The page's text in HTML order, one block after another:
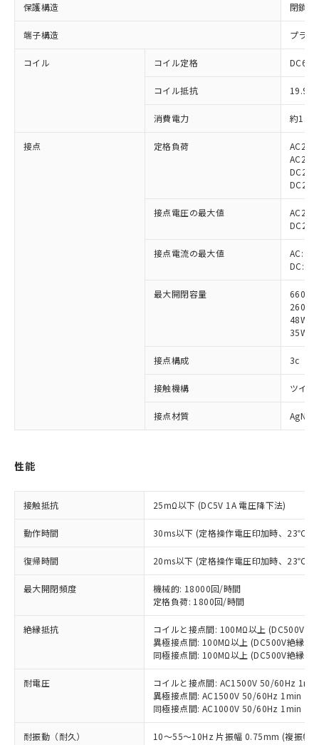
保護構造 閉鎖型
端子構造 プラ
コイル コイル定格 DC6V
コイル抵抗 19.9Ω
消費電力 約1.9W
接点 定格負荷
接点電圧の最大値
接点電流の最大値
AC: 3A
DC: 3A
最大開閉容量
660VA
48W (
35W (
接点構成 3c
接触機構 ツイン
接点材質 AgNi
性能
接触抵抗 25mΩ以下 (DC5V 1A 電圧降下法)
動作時間 30ms以下 (定格操作電圧印加時、23℃、
復帰時間 20ms以下 (定格操作電圧印加時、23℃、
最大開閉頻度
機械的: 18000回/時間
定格負荷: 1800回/時間
絶縁抵抗
コイルと接点間: 100MΩ以上 (DC500V絶
異極接点間: 100MΩ以上 (DC500V絶縁抵
同極接点間: 100MΩ以上 (DC500V絶縁抵
耐電圧
コイルと接点間: AC1500V 50/60Hz 1min
異極接点間: AC1500V 50/60Hz 1min
同極接点間: AC1000V 50/60Hz 1min
耐振動（耐久） 10～55～10Hz 片振幅 0.75mm (複振幅
ご利用条件
以下の条件をお読みいただき、同意のうえ
ご利用ください。
本サービスは、当社制御機器事業取扱
商品の当社在庫状況および標準価格
(税抜)を提供させていただくもので
当社制御機器事業取扱商品の中には、
本サービスの対象外となる商品もある
ことをご了承ください。
在庫状況および標準価格照会結果は、
記載している更新日時点での社内デー
タに基づき作成されるものであり、閲
覧された時点での実際の在庫および標
有に対応した製品に切り替える予定のある
商品です。
対応予定なし：EU RoHS指令（10物質）の
非含有に非対応の商品で、対応品を出す予
定はありません。
調査・確認中：EU RoHS指令（10物質）の
非含有の対応状況を調査中または確認中の
非該当品：ライセンス料など無形物で、有
害物質有無と関係のない商品です。
仕入先様の事情により、非含有部品として
いたものが、含有品と判明した場合などや
むを得ず変更することがあります。
*EU RoHS指令（10物質）：
六価クロム(Cr(Ⅵ)) 1000ppm以下、ポリ臭化ビフェニル
※1 中国RoHS○×表
「○」：最大均質材料含有率が中国RoHSの
基準値以下であることを示します。
「×」：最大均質材料含有率が中国RoHSの
基準値を超えていることを示します。
「－」：未確認です。当社販売部門へお問
*中国RoHS10物質の基準値 (GB/T26572)：
Pb(鉛) :1000ppm、 Hg(水銀) : 1000ppm、 Cd(カドミウ
当社は、これら貴社製品のうち、外国
為替および外国貿易法に定める商品
（以下｢規制貨物等」という）を輸出
または国外への提供する場合は、日本
国政府の輸出許可(または役務取引許
可)を取得するなどの必要な手続きを
号